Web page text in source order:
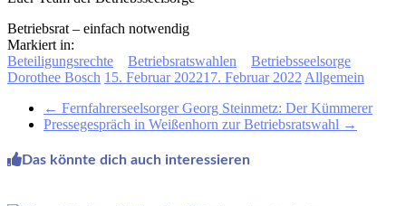
Betriebsrat – einfach notwendig
Markiert in:
Beteiligungsrechte
Betriebsratswahlen
Betriebsseelsorge
Dorothee Bosch 15. Februar 202217. Februar 2022 Allgemein
← Fernfahrerseelsorger Georg Steinmetz: Der Kümmerer
Pressegespräch in Weißenhorn zur Betriebsratswahl →
Das könnte dich auch interessieren